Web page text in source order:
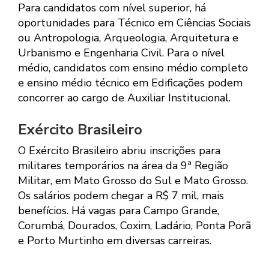
Para candidatos com nível superior, há
oportunidades para Técnico em Ciências Sociais
ou Antropologia, Arqueologia, Arquitetura e
Urbanismo e Engenharia Civil. Para o nível
médio, candidatos com ensino médio completo
e ensino médio técnico em Edificações podem
concorrer ao cargo de Auxiliar Institucional.
Exército Brasileiro
O Exército Brasileiro abriu inscrições para
militares temporários na área da 9ª Região
Militar, em Mato Grosso do Sul e Mato Grosso.
Os salários podem chegar a R$ 7 mil, mais
benefícios. Há vagas para Campo Grande,
Corumbá, Dourados, Coxim, Ladário, Ponta Porã
e Porto Murtinho em diversas carreiras.